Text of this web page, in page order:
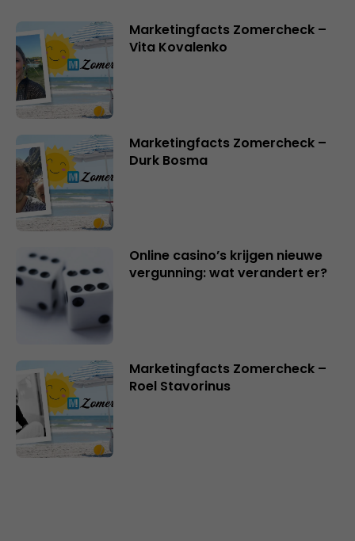
Marketingfacts Zomercheck –
Vita Kovalenko
Marketingfacts Zomercheck –
Durk Bosma
Online casino’s krijgen nieuwe
vergunning: wat verandert er?
Marketingfacts Zomercheck –
Roel Stavorinus